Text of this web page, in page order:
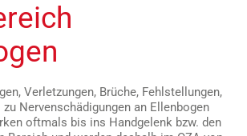
Verletzungen, Brüche, Fehlstellungen,
Nervenschädigungen an Ellenbogen
oftmals bis ins Handgelenk bzw. den